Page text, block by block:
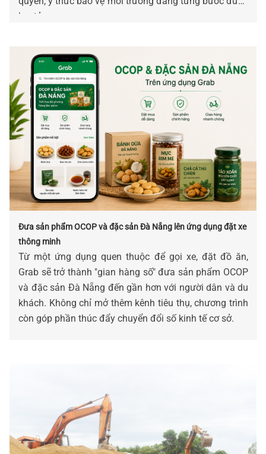
lan tỏa.
Đưa sản phẩm OCOP và đặc sản Đà Nẵng lên ứng dụng đặt xe
thông minh
Từ một ứng dụng quen thuộc để gọi xe, đặt đồ ăn,
Grab sẽ trở thành "gian hàng số" đưa sản phẩm OCOP
và đặc sản Đà Nẵng đến gần hơn với người dân và du
khách. Không chỉ mở thêm kênh tiêu thụ, chương trình
còn góp phần thúc đẩy chuyển đổi số kinh tế cơ sở.